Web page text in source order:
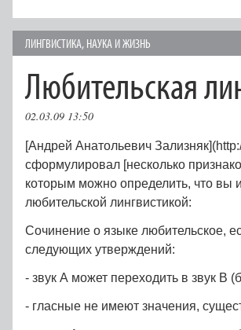
ЛИНГВИСТИКА, НАУКА И ЖИЗНЬ
Любительская
02.03.09 13:50
[Андрей Анатольевич
сформулировал [несколько
которым можно определить, что вы
любительской лингвистикой:
Сочинение о языке любительское,
следующих утверждений:
- звук А может переходить в звук В
- гласные не имеют значения,